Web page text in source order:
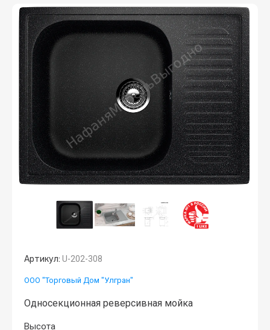
Артикул: U-202-308
ООО "Торговый Дом "Улгран"
Односекционная реверсивная мойка
Высота